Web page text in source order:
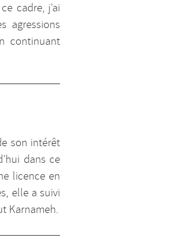
cadre, j’ai
agressions
continuant
son intérêt
dans ce
licence en
elle a suivi
Karnameh.